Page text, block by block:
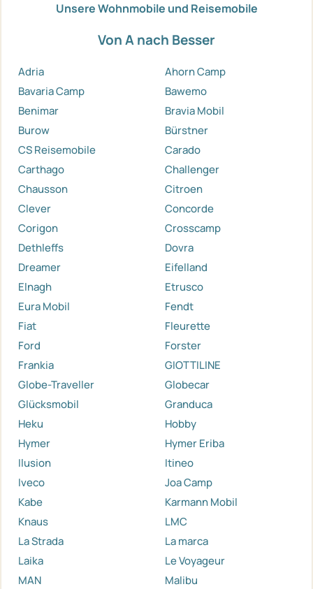
Unsere Wohnmobile und Reisemobile
Von A nach Besser
Adria
Ahorn Camp
Bavaria Camp
Bawemo
Benimar
Bravia Mobil
Burow
Bürstner
CS Reisemobile
Carado
Carthago
Challenger
Chausson
Citroen
Clever
Concorde
Corigon
Crosscamp
Dethleffs
Dovra
Dreamer
Eifelland
Elnagh
Etrusco
Eura Mobil
Fendt
Fiat
Fleurette
Ford
Forster
Frankia
GIOTTILINE
Globe-Traveller
Globecar
Glücksmobil
Granduca
Heku
Hobby
Hymer
Hymer Eriba
Ilusion
Itineo
Iveco
Joa Camp
Kabe
Karmann Mobil
Knaus
LMC
La Strada
La marca
Laika
Le Voyageur
MAN
Malibu